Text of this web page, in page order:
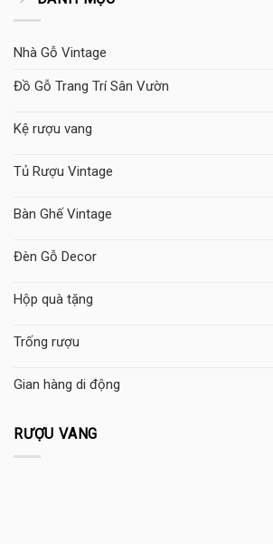
Nhà Gỗ Vintage
Đồ Gỗ Trang Trí Sân Vườn
Kệ rượu vang
Tủ Rượu Vintage
Bàn Ghế Vintage
Đèn Gỗ Decor
Hộp quà tặng
Trống rượu
Gian hàng di động
RƯỢU VANG